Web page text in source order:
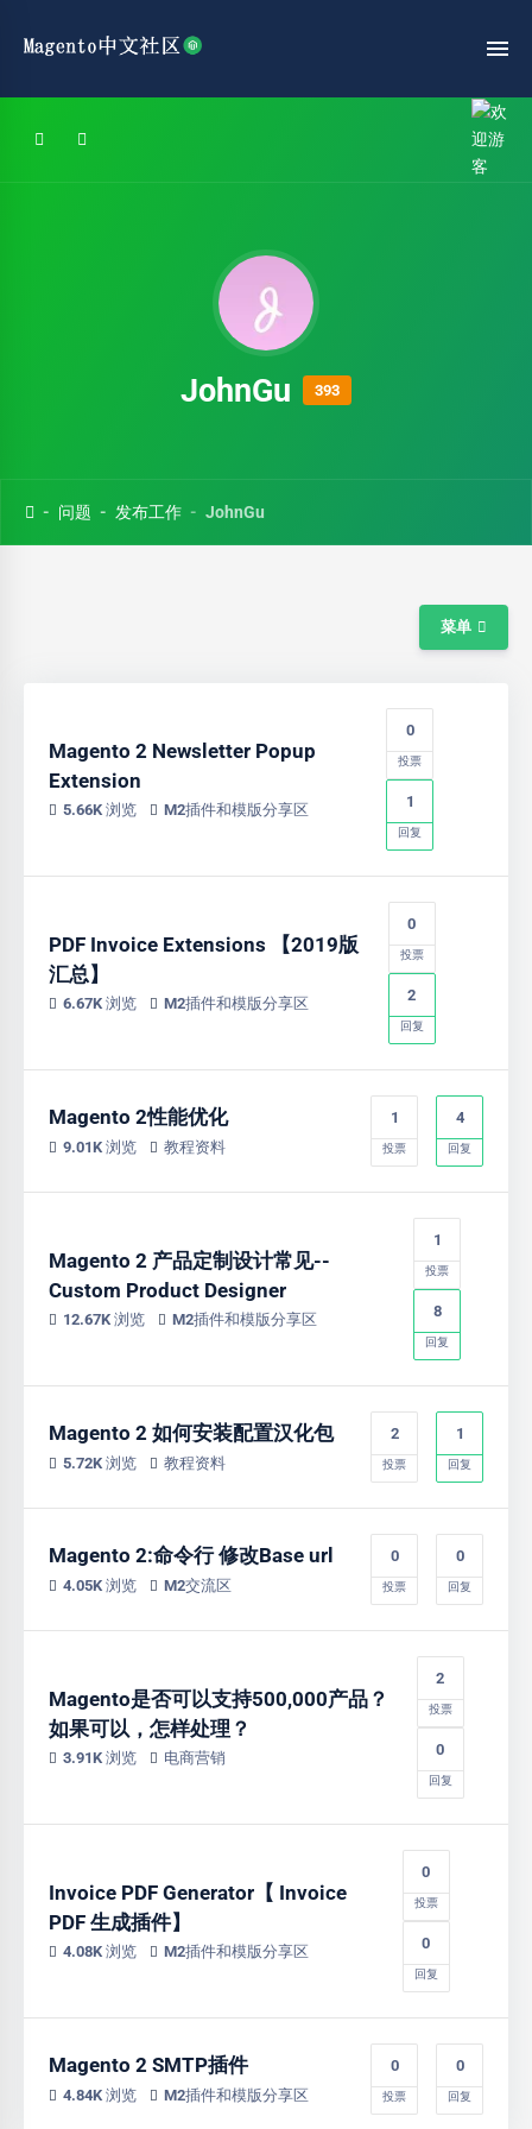
JohnGu 393
问题 发布工作 JohnGu
菜单
Magento 2 Newsletter Popup
Extension
5.66K 浏览 M2插件和模版分享区
0
投票
1
回复
PDF Invoice Extensions 【2019版
汇总】
6.67K 浏览 M2插件和模版分享区
0
投票
2
回复
Magento 2性能优化
9.01K 浏览 教程资料
1
投票
4
回复
Magento 2 产品定制设计常见--
Custom Product Designer
12.67K 浏览 M2插件和模版分享区
1
投票
8
回复
Magento 2 如何安装配置汉化包
5.72K 浏览 教程资料
2
投票
1
回复
Magento 2:命令行 修改Base url
4.05K 浏览 M2交流区
0
投票
0
回复
Magento是否可以支持500,000产品？
如果可以，怎样处理？
3.91K 浏览 电商营销
2
投票
0
回复
Invoice PDF Generator【 Invoice
PDF 生成插件】
4.08K 浏览 M2插件和模版分享区
0
投票
0
回复
Magento 2 SMTP插件
4.84K 浏览 M2插件和模版分享区
0
投票
0
回复